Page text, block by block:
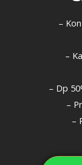
–
–
– Dp
–
–